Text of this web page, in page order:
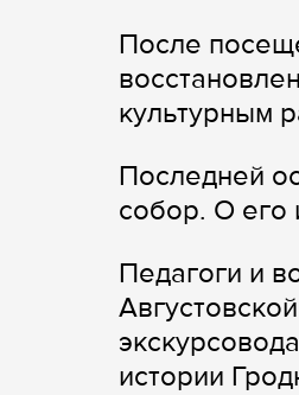
После
культурным
Последней
собор. О его
Педагоги и
истории